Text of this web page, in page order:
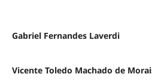
Gabriel Fernandes Laverdi
Vicente Toledo Machado de